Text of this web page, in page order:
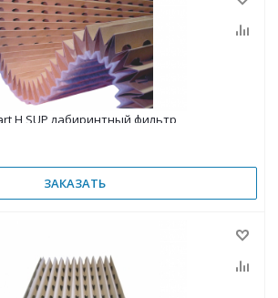
H SUP лабиринтный фильтр
ЗАКАЗАТЬ